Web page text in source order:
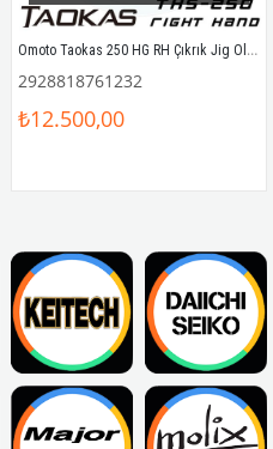
Omoto Taokas 250 HG RH Çıkrık Jig Olta Makinesi (Sağ El)
2928818761232
₺12.500,00